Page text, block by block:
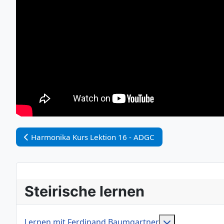
Vorheriger Beitrag: Harmonika Kurs Lektion 16 - ADGC
Harmonika Kurs Lektion 16 - ADGC
Steirische lernen